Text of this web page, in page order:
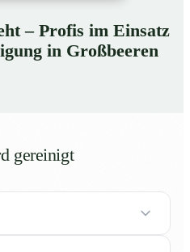
– Profis im Einsatz
in Großbeeren
gereinigt